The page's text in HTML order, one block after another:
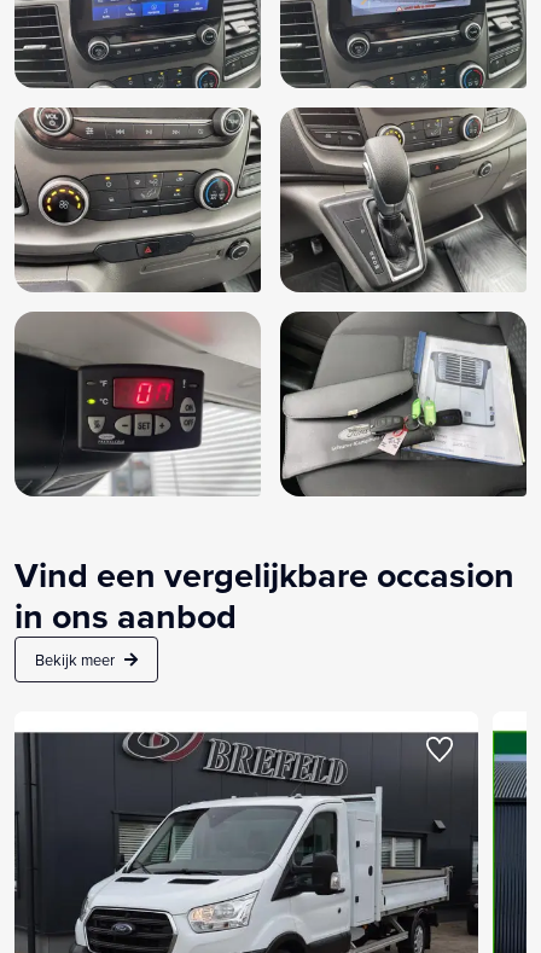
Vind een vergelijkbare occasion
in ons aanbod
Bekijk meer